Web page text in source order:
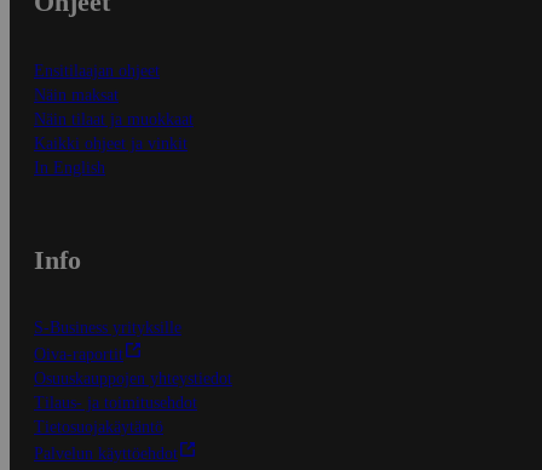
Ensitilaajan ohjeet
Näin maksat
Näin tilaat ja muokkaat
Kaikki ohjeet ja vinkit
In English
Info
S-Business yrityksille
Oiva-raportit
Osuuskauppojen yhteystiedot
Tilaus- ja toimitusehdot
Tietosuojakäytäntö
Palvelun käyttöehdot